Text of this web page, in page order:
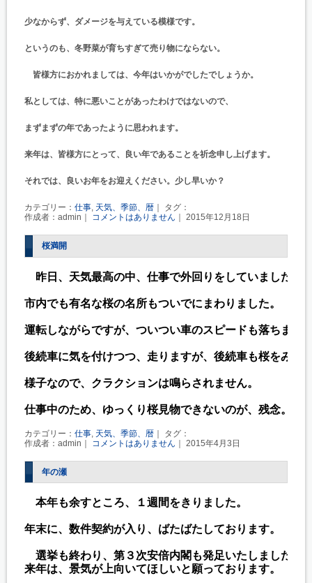
少なからず、ダメージを与えている模様です。
というのも、冬野菜が育ちすぎて売り物にならない。
皆様方におかれましては、今年はいかがでしたでしょうか。
私としては、特に悪いことがあったわけではないので、
まずまずの年であったように思われます。
来年は、皆様方にとって、良い年であることを祈念申し上げます。
それでは、良いお年をお迎えください。少し早いか？
カテゴリー： 仕事, 天気、季節、暦 ｜ タグ：
作成者：admin｜ コメントはありません ｜ 2015年12月18日
桜満開
昨日、天気最高の中、仕事で外回りをしていました。
市内でも有名な桜の名所もついでにまわりました。
運転しながらですが、ついつい車のスピードも落ちます
後続車に気を付けつつ、走りますが、後続車も桜をみて
様子なので、クラクションは鳴らされません。
カテゴリー： 仕事 天気、季節、暦 ｜ タグ：
作成者：admin｜
コメントはありません ｜ 2015年4月3日
年の瀬
本年も余すところ、１週間をきりました。
年末に、数件契約が入り、ばたばたしております。
選挙も終わり、第３次安倍内閣も発足いたしました。
来年は、景気が上向いてほしいと願っております。